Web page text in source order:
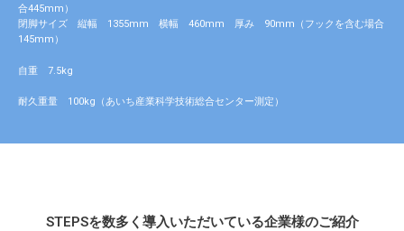
合445mm）
閉脚サイズ 縦幅 1355mm 横幅 460mm 厚み 90mm（フックを含む場合
145mm）
自重 7.5kg
耐久重量 100kg（あいち産業科学技術総合センター測定）
STEPSを数多く導入いただいている企業様のご紹介